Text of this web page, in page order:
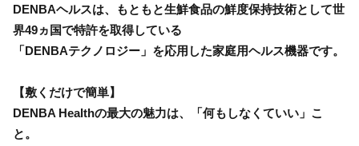
DENBAヘルスは、もともと生鮮食品の鮮度保持技術として世
界49ヵ国で特許を取得している
「DENBAテクノロジー」を応用した家庭用ヘルス機器です。
【敷くだけで簡単】
DENBA Healthの最大の魅力は、「何もしなくていい」こ
と。